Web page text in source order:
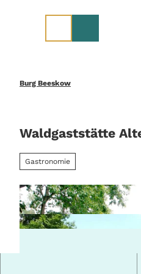
Burg Beeskow
Waldgaststätte
Gastronomie